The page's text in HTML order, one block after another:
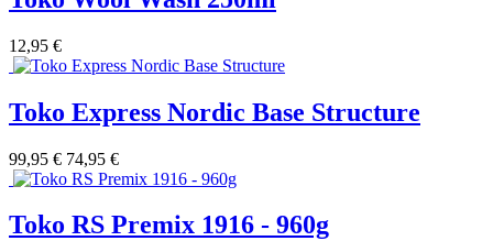
12,95 €
Toko Express Nordic Base Structure
99,95 € 74,95 €
Toko RS Premix 1916 - 960g